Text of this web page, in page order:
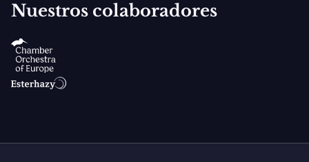
Nuestros colaboradores